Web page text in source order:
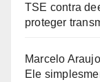
TSE contra
proteger
Marcelo
Ele